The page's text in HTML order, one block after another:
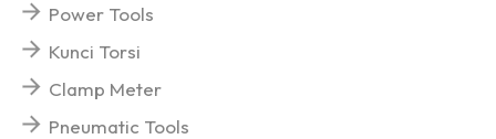
Power Tools
Kunci Torsi
Clamp Meter
Pneumatic Tools